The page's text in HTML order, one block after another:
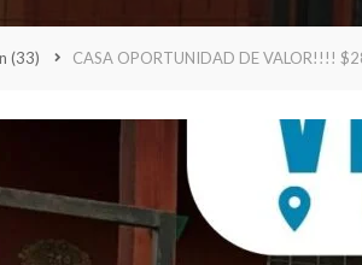
(33) CASA OPORTUNIDAD DE VALOR!!!!